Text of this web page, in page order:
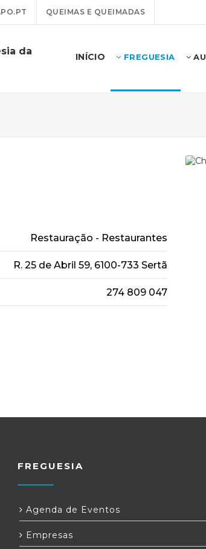
QUEIMAS E QUEIMADAS
da
INÍCIO FREGUESIA
Restauração - Restaurantes
R. 25 de Abril 59, 6100-733 Sertã
274 809 047
FREGUESIA
Agenda de Eventos
Empresas